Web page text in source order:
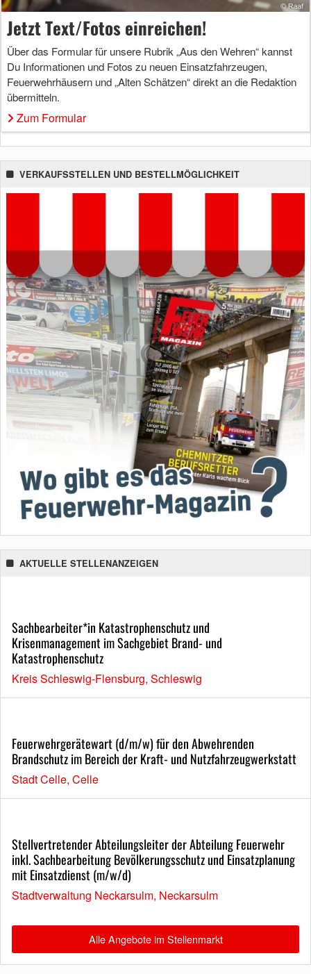
Jetzt Text/Fotos einreichen!
Über das Formular für unsere Rubrik „Aus den Wehren“ kannst
Du Informationen und Fotos zu neuen Einsatzfahrzeugen,
Feuerwehrhäusern und „Alten Schätzen“ direkt an die Redaktion
übermitteln.
Zum Formular
VERKAUFSSTELLEN UND BESTELLMÖGLICHKEIT
AKTUELLE STELLENANZEIGEN
Sachbearbeiter*in Katastrophenschutz und
Krisenmanagement im Sachgebiet Brand- und
Katastrophenschutz
Kreis Schleswig-Flensburg, Schleswig
Feuerwehrgerätewart (d/m/w) für den Abwehrenden
Brandschutz im Bereich der Kraft- und Nutzfahrzeugwerkstatt
Stadt Celle, Celle
Stellvertretender Abteilungsleiter der Abteilung Feuerwehr
inkl. Sachbearbeitung Bevölkerungsschutz und Einsatzplanung
mit Einsatzdienst (m/w/d)
Stadtverwaltung Neckarsulm, Neckarsulm
Alle Angebote im Stellenmarkt